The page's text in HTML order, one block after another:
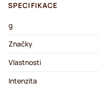
SPECIFIKACE
g
Značky
Vlastnosti
Intenzita